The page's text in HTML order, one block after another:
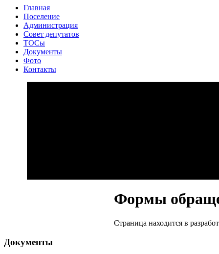
Главная
Поселение
Администрация
Совет депутатов
ТОСы
Документы
Фото
Контакты
Формы
Страница находится в
Документы